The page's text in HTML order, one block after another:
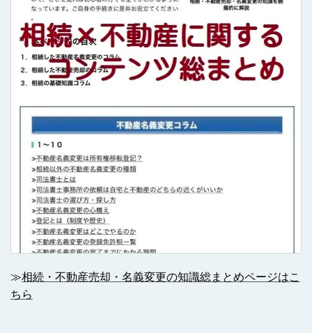
≫相続・不動産売却・名義変更の知識総まとめページはこ
ちら